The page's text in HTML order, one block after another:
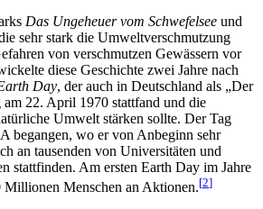
Das Ungeheuer vom Schwefelsee und
sehr stark die Umweltverschmutzung
von verschmutzen Gewässern vor
diese Geschichte zwei Jahre nach
Day, der auch in Deutschland als „Der
am 22. April 1970 stattfand und die
Umwelt stärken sollte. Der Tag
begangen, wo er von Anbeginn sehr
an tausenden von Universitäten und
stattfinden. Am ersten Earth Day im Jahre
Millionen Menschen an Aktionen.[2]